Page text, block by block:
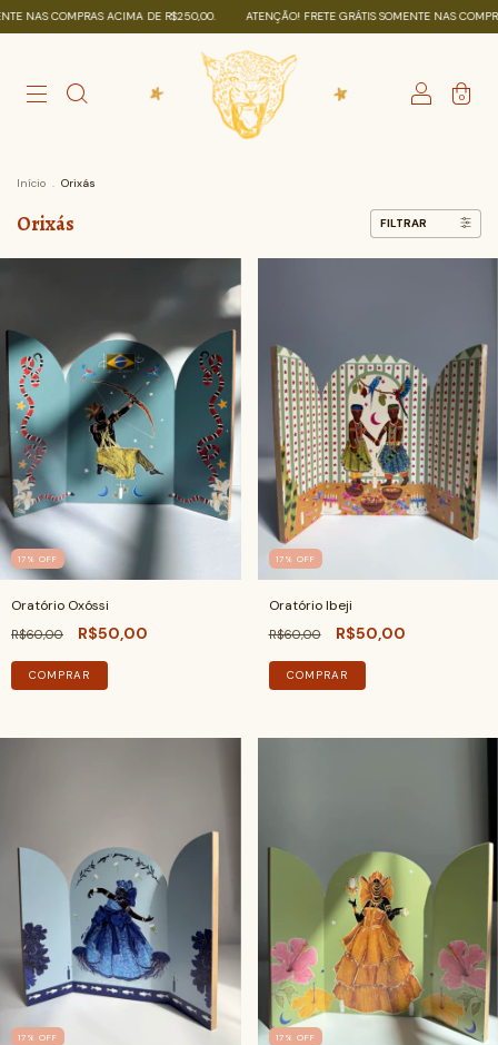
DE R$250,00. ATENÇÃO! FRETE GRÁTIS SOMENTE NAS COMPRAS ACIMA DE
0
Início . Orixás
Orixás FILTRAR
17 % OFF
Oratório Oxóssi
R$60,00 R$50,00
17 % OFF
Oratório Ibeji
R$60,00 R$50,00
17 % OFF 17 % OFF